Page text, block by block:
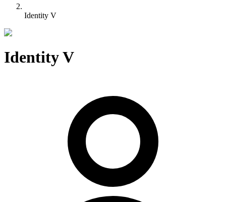
Identity V
Identity V